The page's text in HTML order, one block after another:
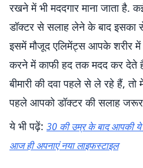
रखने में भी मददगार माना जाता है.
डॉक्टर से सलाह लेने के बाद इसका
इसमें मौजूद एलिमेंट्स आपके शरीर में
करने में काफी हद तक मदद कर देते
बीमारी की दवा पहले से ले रहे हैं,
पहले आपको डॉक्टर की सलाह जरूर
ये भी पढ़ें: 30 की उम्र के बाद आपकी ये
आज ही अपनाएं नया लाइफस्टाइल